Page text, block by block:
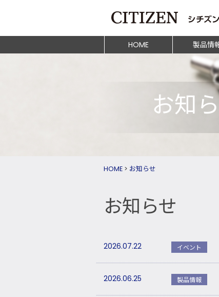
HOME
製品情
お知
HOME > お知らせ
お知らせ
2026.07.22 イベント
2026.06.25 製品情報